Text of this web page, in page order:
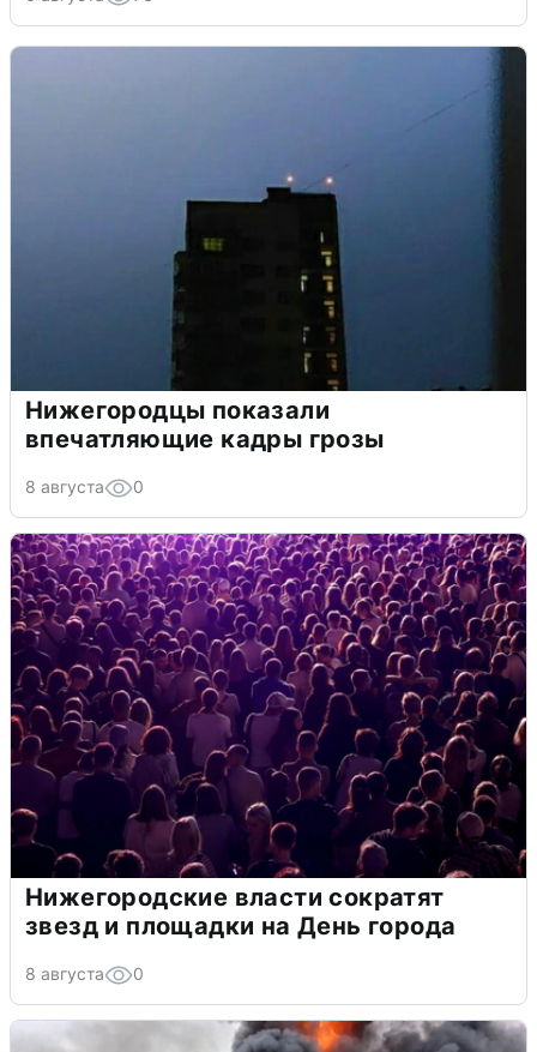
Нижегородцы показали
впечатляющие кадры грозы
8 августа 0
Нижегородские власти сократят
звезд и площадки на День города
8 августа 0